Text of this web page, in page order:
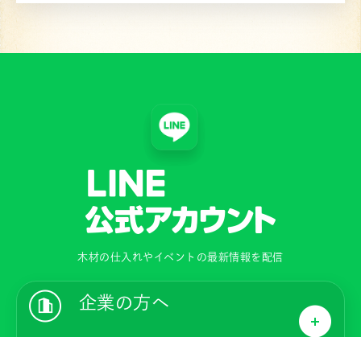
木材の仕入れやイベントの最新情報を配信
企業の方へ